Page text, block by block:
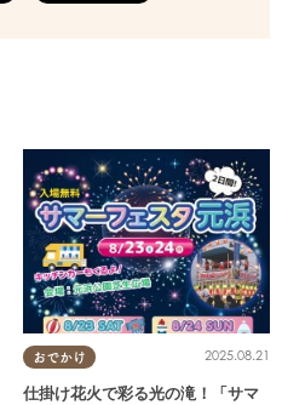
おでかけ 2025.08.21
仕掛け花火で彩る光の滝！「サマ